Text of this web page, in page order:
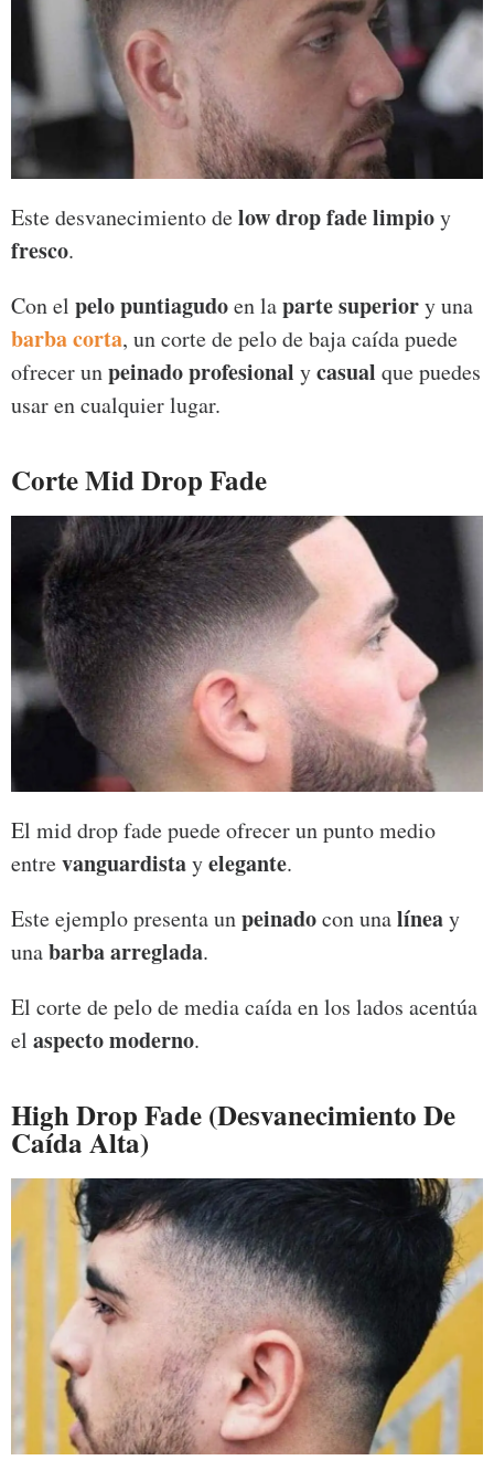
Este desvanecimiento delow drop fade limpioy
fresco.
Con el pelo puntiagudoen laparte superiory una
barba corta, un corte de pelo de baja caída puede
ofrecer unpeinado profesional ycasual que puedes
usar en cualquier lugar.
Corte Mid Drop Fade
El mid drop fade puede ofrecer un punto medio
entrevanguardistayelegante.
Este ejemplo presenta unpeinadocon unalíneay
unabarba arreglada.
El corte de pelo de media caída en los lados acentúa
el aspecto moderno.
High Drop Fade (Desvanecimiento De
Caída Alta)